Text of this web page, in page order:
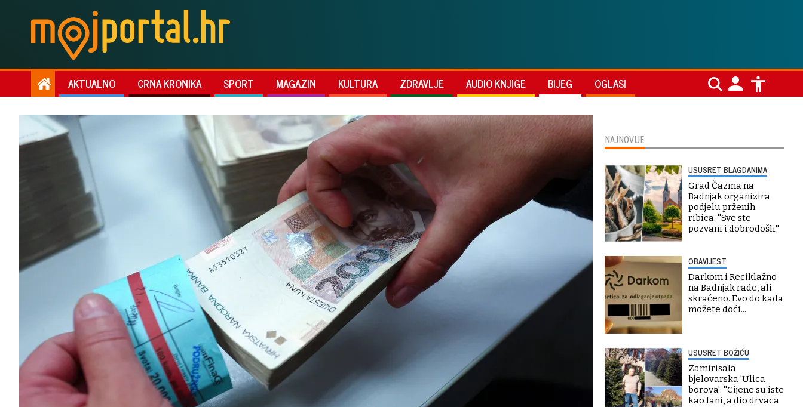
AKTUALNO CRNA KRONIKA SPORT MAGAZIN KULTURA ZDRAVLJE AUDIO KNJIGE BIJEG OGLASI
NAJNOVIJE
USUSRET BLAGDANIMA
Grad Čazma na
Badnjak organizira
podjelu prženih
ribica: ''Sve ste
pozvani i dobrodošli''
OBAVIJEST
Darkom i Reciklažno
na Badnjak rade, ali
skraćeno. Evo do kada
možete doći...
USUSRET BOŽIĆU
Zamirisala
bjelovarska 'Ulica
borova': ''Cijene su iste
kao lani, a dio drvaca